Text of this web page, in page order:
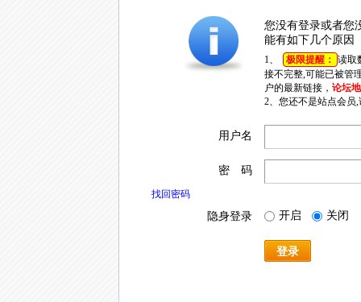
您没有登录或者您
能有如下几个原因
1、 极限提醒： 读取
接不完整,可能已被管
户的最新链接， 论坛
2、您还不是站点会员
用户名
密 码
找回密码
隐身登录 开启 关闭
登录